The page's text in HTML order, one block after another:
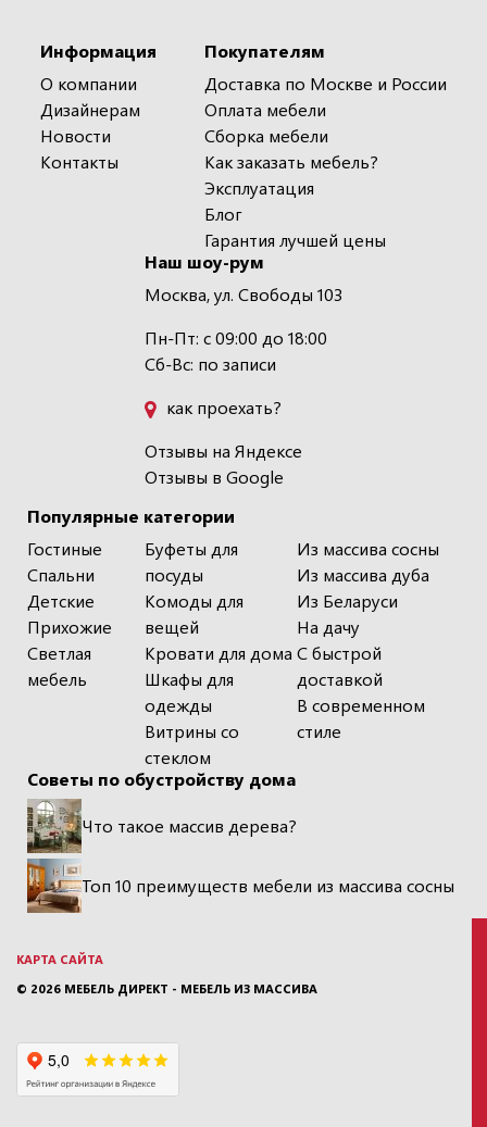
Информация
О компании
Дизайнерам
Новости
Контакты
Популярные категории
Гостиные
Спальни
Детские
Прихожие
Светлая
мебель
Буфеты для
посуды
Комоды для
вещей
Кровати для дома
Шкафы для
одежды
Витрины со
стеклом
Из массива сосны
Из массива дуба
Из Беларуси
На дачу
С быстрой
доставкой
В современном
стиле
Покупателям
Доставка по Москве и России
Оплата мебели
Сборка мебели
Как заказать мебель?
Эксплуатация
Блог
Гарантия лучшей цены
Наш шоу-рум
Москва, ул. Свободы 103
Пн-Пт: с 09:00 до 18:00
Сб-Вс: по записи
как проехать?
Отзывы на Яндексе
Отзывы в Google
Советы по обустройству дома
Что такое массив дерева?
Топ 10 преимуществ мебели из массива сосны
КАРТА САЙТА
© 2026 МЕБЕЛЬ ДИРЕКТ - МЕБЕЛЬ ИЗ МАССИВА